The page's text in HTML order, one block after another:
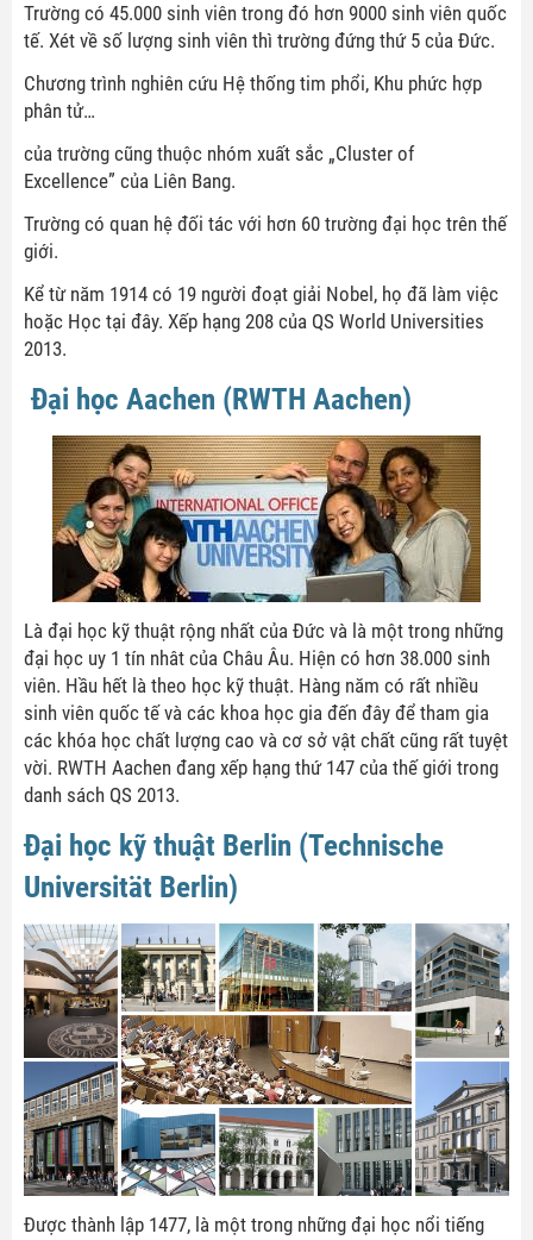
Trường có 45.000 sinh viên trong đó hơn 9000 sinh viên quốc
tế. Xét về số lượng sinh viên thì trường đứng thứ 5 của Đức.
Chương trình nghiên cứu Hệ thống tim phổi, Khu phức hợp
phân tử…
của trường cũng thuộc nhóm xuất sắc „Cluster of
Excellence” của Liên Bang.
Trường có quan hệ đối tác với hơn 60 trường đại học trên thế
giới.
Kể từ năm 1914 có 19 người đoạt giải Nobel, họ đã làm việc
hoặc Học tại đây. Xếp hạng 208 của QS World Universities
2013.
Đại học Aachen (RWTH Aachen)
Là đại học kỹ thuật rộng nhất của Đức và là một trong những
đại học uy 1 tín nhât của Châu Âu. Hiện có hơn 38.000 sinh
viên. Hầu hết là theo học kỹ thuật. Hàng năm có rất nhiều
sinh viên quốc tế và các khoa học gia đến đây để tham gia
các khóa học chất lượng cao và cơ sở vật chất cũng rất tuyệt
vời. RWTH Aachen đang xếp hạng thứ 147 của thế giới trong
danh sách QS 2013.
Đại học kỹ thuật Berlin (Technische
Universität Berlin)
Được thành lập 1477, là một trong những đại học nổi tiếng